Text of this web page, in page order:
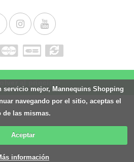
servicio mejor, Mannequins Shopping
navegando por el sitio, aceptas el
de las mismas.
Aceptar
información
al principio